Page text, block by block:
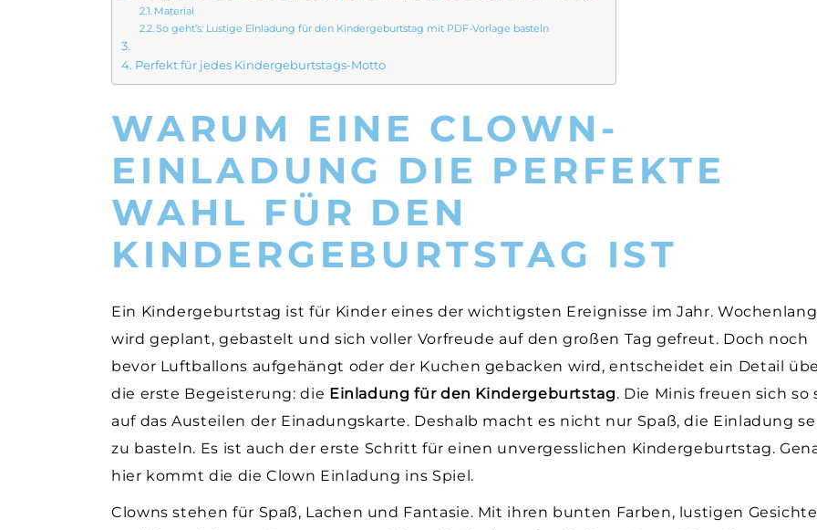
Material
So geht’s: Lustige Einladung für den Kindergeburtstag mit PDF-Vorlage basteln
Perfekt für jedes Kindergeburtstags-Motto
WARUM EINE CLOWN-
EINLADUNG DIE PERFEKTE
WAHL FÜR DEN
KINDERGEBURTSTAG IST
Ein Kindergeburtstag ist für Kinder eines der wichtigsten Ereignisse im Jahr. Wochenlang
wird geplant, gebastelt und sich voller Vorfreude auf den großen Tag gefreut. Doch noch
bevor Luftballons aufgehängt oder der Kuchen gebacken wird, entscheidet ein Detail
die erste Begeisterung: die Einladung für den Kindergeburtstag. Die Minis freuen sich so
auf das Austeilen der Einadungskarte. Deshalb macht es nicht nur Spaß, die Einladung
zu basteln. Es ist auch der erste Schritt für einen unvergesslichen Kindergeburtstag.
hier kommt die die Clown Einladung ins Spiel.
Clowns stehen für Spaß, Lachen und Fantasie. Mit ihren bunten Farben, lustigen